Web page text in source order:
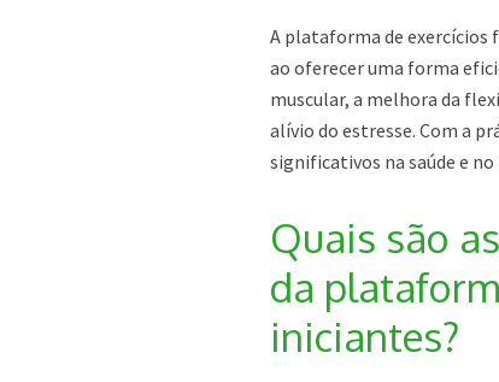
A plataforma de exercícios
ao oferecer uma forma
muscular, a melhora da
alívio do estresse. Com a
significativos na saúde e
Quais são
da
iniciantes?